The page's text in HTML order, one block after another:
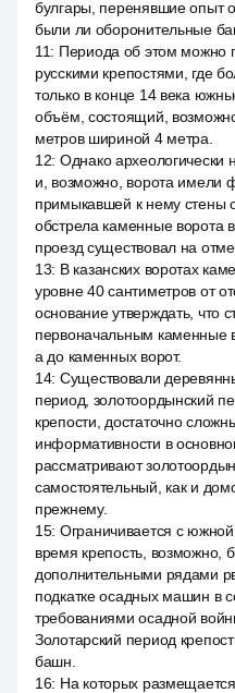
булгары, перенявшие опыт
были ли оборонительные
11: Периода об этом можно
русскими крепостями, где
только в конце 14 века
объём, состоящий,
метров шириной 4 метра.
12: Однако археологически
и, возможно, ворота имели
примыкавшей к нему стены
обстрела каменные ворота
проезд существовал на
13: В казанских воротах
уровне 40 сантиметров от
основание утверждать, что
первоначальным каменные
а до каменных ворот.
14: Существовали
период, золотоордынский
крепости, достаточно
информативности в
рассматривают
самостоятельный, как и
прежнему.
15: Ограничивается с
время крепость, возможно,
дополнительными рядами
подкатке осадных машин в
требованиями осадной
Золотарский период
башн.
16: На которых